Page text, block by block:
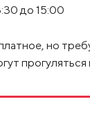
до 15:00
но